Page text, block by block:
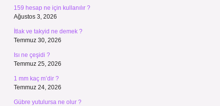
159 hesap ne için kullanılır ?
Ağustos 3, 2026
İtlak ve takyid ne demek ?
Temmuz 30, 2026
Isı ne çeşidi ?
Temmuz 25, 2026
1 mm kaç m’dir ?
Temmuz 24, 2026
Gübre yutulursa ne olur ?